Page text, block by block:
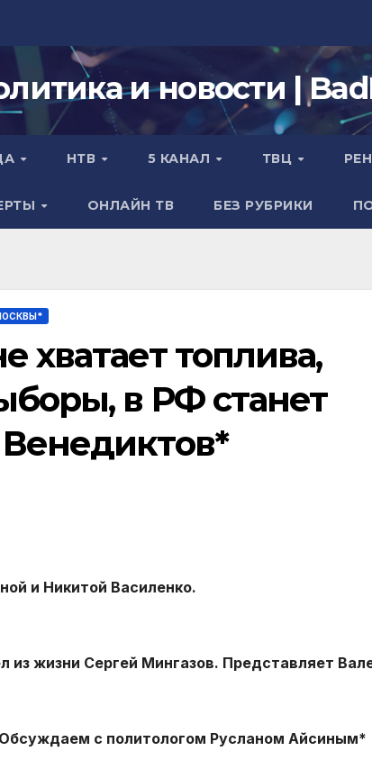
и новости |
НТВ 5 КАНАЛ ТВЦ
ОНЛАЙН ТВ БЕЗ РУБРИКИ
хватает топлива,
в РФ станет
и Никитой Василенко.
жизни Сергей Мингазов. Представляет
с политологом Русланом Айсиным*